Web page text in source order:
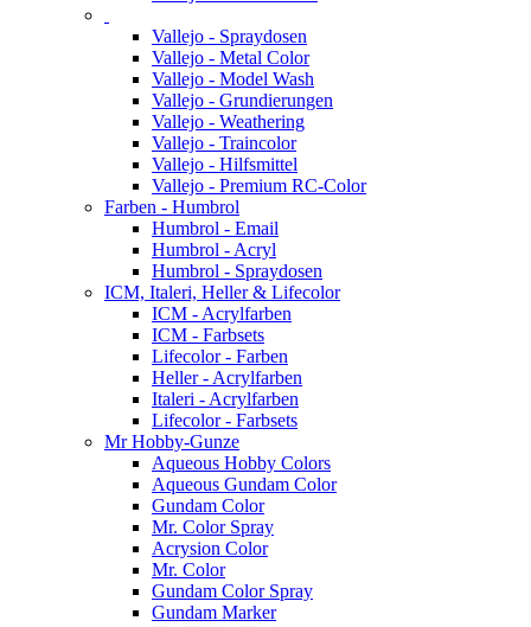
Vallejo - Spraydosen
Vallejo - Metal Color
Vallejo - Model Wash
Vallejo - Grundierungen
Vallejo - Weathering
Vallejo - Traincolor
Vallejo - Hilfsmittel
Vallejo - Premium RC-Color
Farben - Humbrol
Humbrol - Email
Humbrol - Acryl
Humbrol - Spraydosen
ICM, Italeri, Heller & Lifecolor
ICM - Acrylfarben
ICM - Farbsets
Lifecolor - Farben
Heller - Acrylfarben
Italeri - Acrylfarben
Lifecolor - Farbsets
Mr Hobby-Gunze
Aqueous Hobby Colors
Aqueous Gundam Color
Gundam Color
Mr. Color Spray
Acrysion Color
Mr. Color
Gundam Color Spray
Gundam Marker